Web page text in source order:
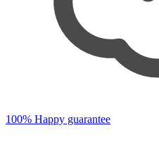
100% Happy guarantee